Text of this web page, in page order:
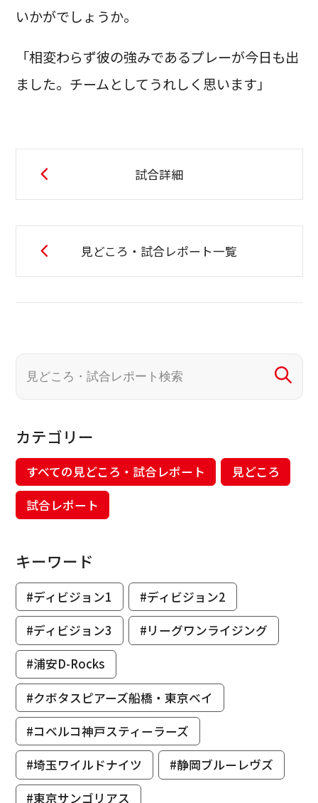
いかがでしょうか。
「相変わらず彼の強みであるプレーが今日も出
ました。チームとしてうれしく思います」
試合詳細
見どころ・試合レポート一覧
カテゴリー
すべての見どころ・試合レポート
見どころ
試合レポート
キーワード
#ディビジョン1
#ディビジョン2
#ディビジョン3
#リーグワンライジング
#浦安D-Rocks
#クボタスピアーズ船橋・東京ベイ
#コベルコ神戸スティーラーズ
#埼玉ワイルドナイツ
#静岡ブルーレヴズ
#東京サンゴリアス